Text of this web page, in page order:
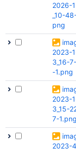
2026-
_10-
png
2023-
3_16-
-1.png
2023-
3_15-
7-
2023-